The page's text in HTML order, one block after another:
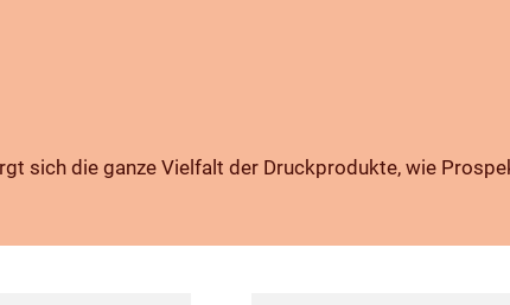
sich die ganze Vielfalt der Druckprodukte, wie